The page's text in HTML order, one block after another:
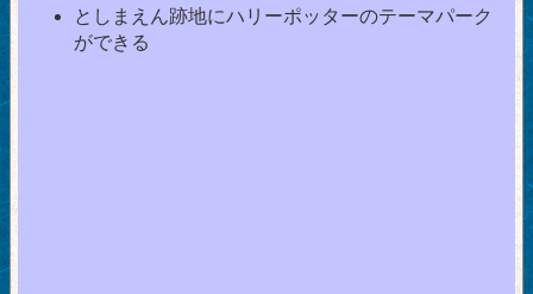
としまえん跡地にハリーポッターのテーマパーク
ができる